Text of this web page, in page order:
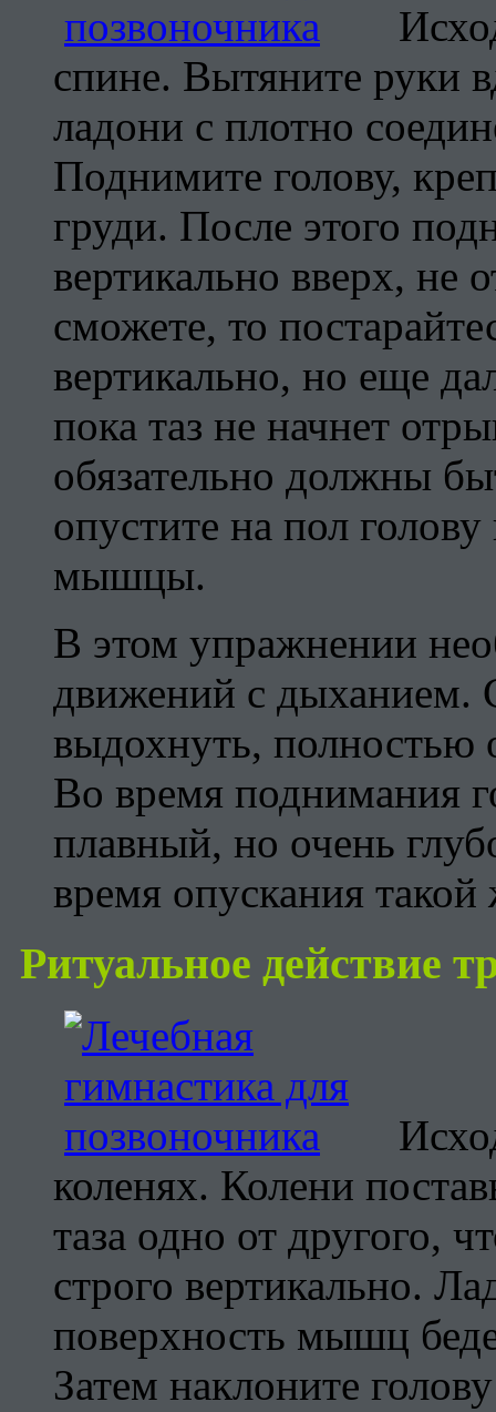
спине. Вытяните руки
ладони с плотно
Поднимите голову,
груди. После этого
вертикально вверх, не
сможете, то
вертикально, но еще
пока таз не начнет
обязательно должны
опустите на пол
мышцы.
В этом упражнении
движений с дыханием.
выдохнуть, полностью
Во время поднимания
плавный, но очень
время опускания
Ритуальное действие
коленях. Колени
таза одно от другого,
строго вертикально.
поверхность мышц
Затем наклоните